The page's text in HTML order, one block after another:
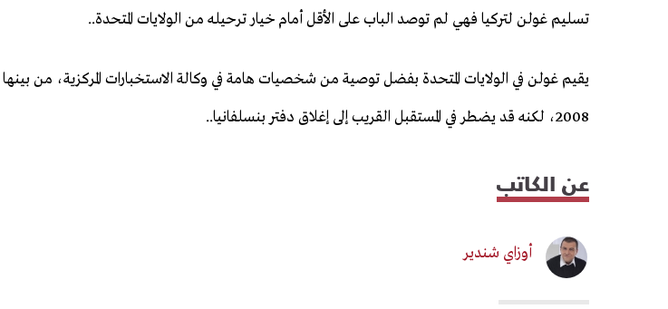
تسليم غولن لتركيا فهي لم توصد الباب على الأقل أمام خيار ترحيله من الولايات المتحدة..
يقيم غولن في الولايات المتحدة بفضل توصية من شخصيات هامة في وكالة الاستخبارات المركزية، من
2008، لكنه قد يضطر في المستقبل القريب إلى إغلاق دفتر بنسلفانيا..
عن الكاتب
أوزاي شندير